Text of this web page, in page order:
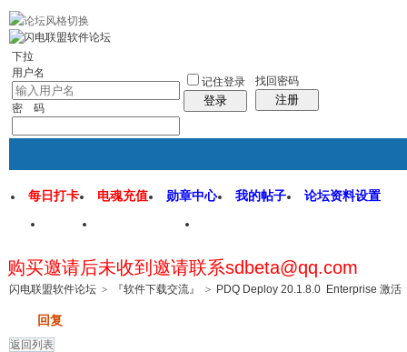
下拉
用户名
密 码
记住登录
登录
找回密码
注册
首页 闪电联盟论坛
每日打卡 电魂充值 勋章中心 我的帖子 论坛资料设置
购买邀请后未收到邀请联系sdbeta@qq.com
闪电联盟软件论坛 > 『软件下载交流』 > PDQ Deploy 20.1.8.0 Enterprise 激活
回复
返回列表